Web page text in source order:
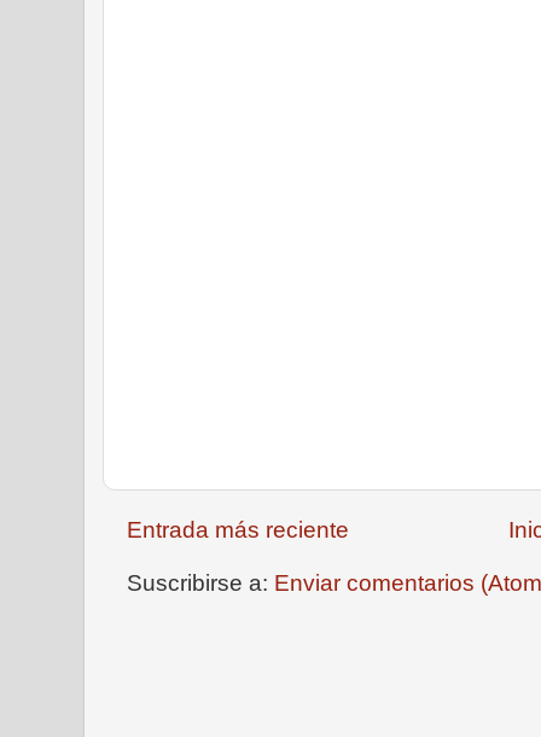
Entrada más reciente
Suscribirse a: Enviar comentarios